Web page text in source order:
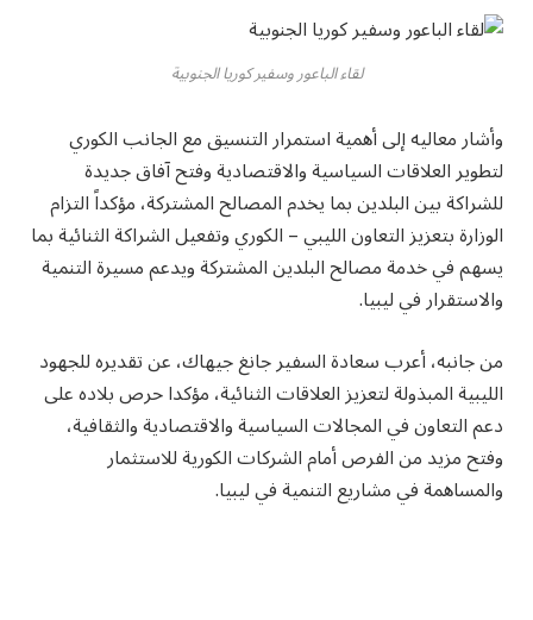
لقاء الباعور وسفير كوريا الجنوبية
وأشار معاليه إلى أهمية استمرار التنسيق مع الجانب الكوري
لتطوير العلاقات السياسية والاقتصادية وفتح آفاق جديدة
للشراكة بين البلدين بما يخدم المصالح المشتركة، مؤكداً التزام
الوزارة بتعزيز التعاون الليبي – الكوري وتفعيل الشراكة الثنائية بما
يسهم في خدمة مصالح البلدين المشتركة ويدعم مسيرة التنمية
والاستقرار في ليبيا.
من جانبه، أعرب سعادة السفير جانغ جيهاك، عن تقديره للجهود
الليبية المبذولة لتعزيز العلاقات الثنائية، مؤكدا حرص بلاده على
دعم التعاون في المجالات السياسية والاقتصادية والثقافية،
وفتح مزيد من الفرص أمام الشركات الكورية للاستثمار
والمساهمة في مشاريع التنمية في ليبيا.